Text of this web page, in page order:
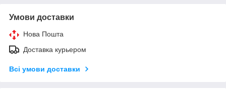
Умови доставки
Нова Пошта
Доставка курьером
Всі умови доставки